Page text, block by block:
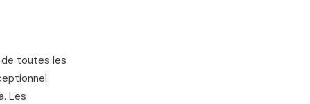
de toutes les
Les